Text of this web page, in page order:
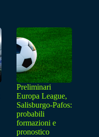
Preliminari
Europa League,
Salisburgo-Pafos:
probabili
formazioni e
pronostico